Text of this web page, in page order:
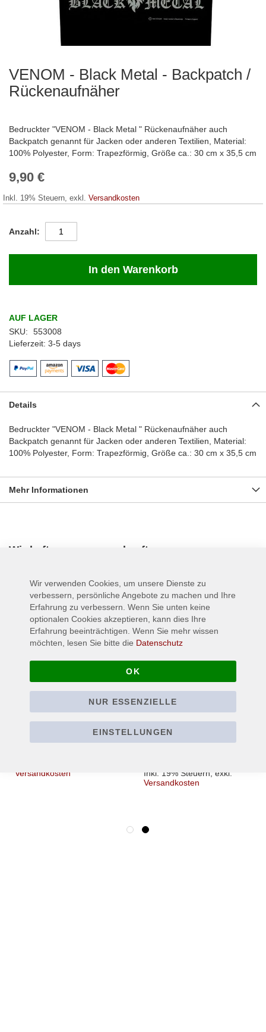
VENOM - Black Metal - Backpatch /
Rückenaufnäher
Bedruckter "VENOM - Black Metal " Rückenaufnäher auch
Backpatch genannt für Jacken oder anderen Textilien, Material:
100% Polyester, Form: Trapezförmig, Größe ca.: 30 cm x 35,5 cm
9,90 €
Inkl. 19% Steuern, exkl. Versandkosten
Anzahl
In den Warenkorb
AUF LAGER
SKU
553008
Lieferzeit 3-5 days
Zum
Anfang
der
Details
Bedruckter "VENOM - Black Metal " Rückenaufnäher auch
Backpatch genannt für Jacken oder anderen Textilien, Material:
100% Polyester, Form: Trapezförmig, Größe ca.: 30 cm x 35,5 cm
Mehr Informationen
Wird oft zusammen gekauft:
DIMMU BORGIR - In
Sorte Diaboli - T-Shirt
Versandkosten
DIMMU BORGIR -
Eonian - Patch /
Aufnäher
Inkl. 19% Steuern exkl.
Versandkosten
Wir verwenden Cookies, um unsere Dienste zu
verbessern, persönliche Angebote zu machen und Ihre
Erfahrung zu verbessern. Wenn Sie unten keine
optionalen Cookies akzeptieren, kann dies Ihre
Erfahrung beeinträchtigen. Wenn Sie mehr wissen
möchten, lesen Sie bitte die Datenschutz
OK
NUR ESSENZIELLE
EINSTELLUNGEN